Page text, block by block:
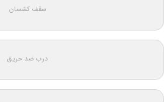
سقف کشسان
درب ضد حریق